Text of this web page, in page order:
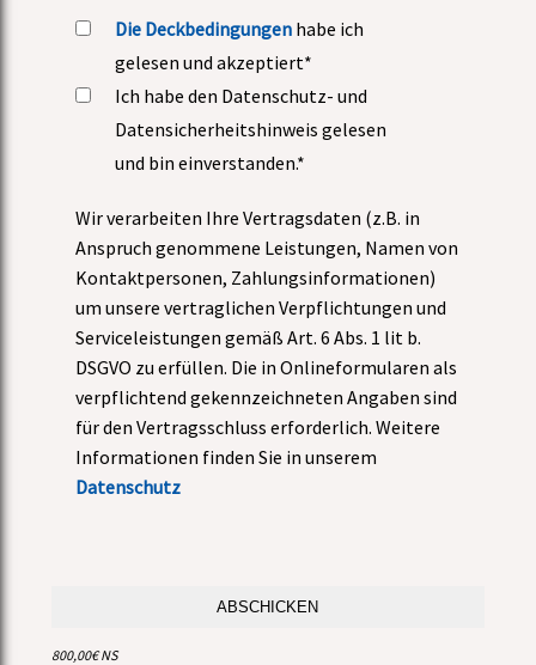
Die Deckbedingungenhabe ich
gelesen und akzeptiert*
Ich habe den Datenschutz- und
Datensicherheitshinweis gelesen
und bin einverstanden.*
Wir verarbeiten Ihre Vertragsdaten (z.B. in
Anspruch genommene Leistungen, Namen von
Kontaktpersonen, Zahlungsinformationen)
um unsere vertraglichen Verpflichtungen und
Serviceleistungen gemäß Art. 6 Abs. 1 lit b.
DSGVO zu erfüllen. Die in Onlineformularen als
verpflichtend gekennzeichneten Angaben sind
für den Vertragsschluss erforderlich. Weitere
Informationen finden Sie in unserem
Datenschutz
ABSCHICKEN
800,00€ NS